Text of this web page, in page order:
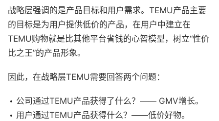
战略层强调的是产品目标和用户需求。TEMU产品主要
的目标是为用户提供低价的产品，在用户中建立在
TEMU购物就是比其他平台省钱的心智模型，树立“性价
比之王”的产品形象。
因此，在战略层TEMU需要回答两个问题：
公司通过TEMU产品获得了什么？—— GMV增长。
用户通过TEMU产品获得什么？——低价好物。